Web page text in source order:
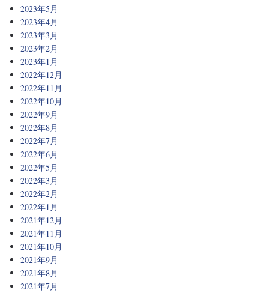
2023年5月
2023年4月
2023年3月
2023年2月
2023年1月
2022年12月
2022年11月
2022年10月
2022年9月
2022年8月
2022年7月
2022年6月
2022年5月
2022年3月
2022年2月
2022年1月
2021年12月
2021年11月
2021年10月
2021年9月
2021年8月
2021年7月